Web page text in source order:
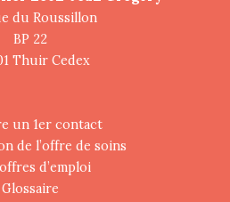
du Roussillon
BP 22
Thuir Cedex
un 1er contact
de l’offre de soins
d’emploi
Glossaire